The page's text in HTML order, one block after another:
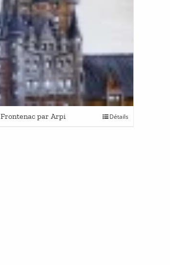
Frontenac par Arpi Détails